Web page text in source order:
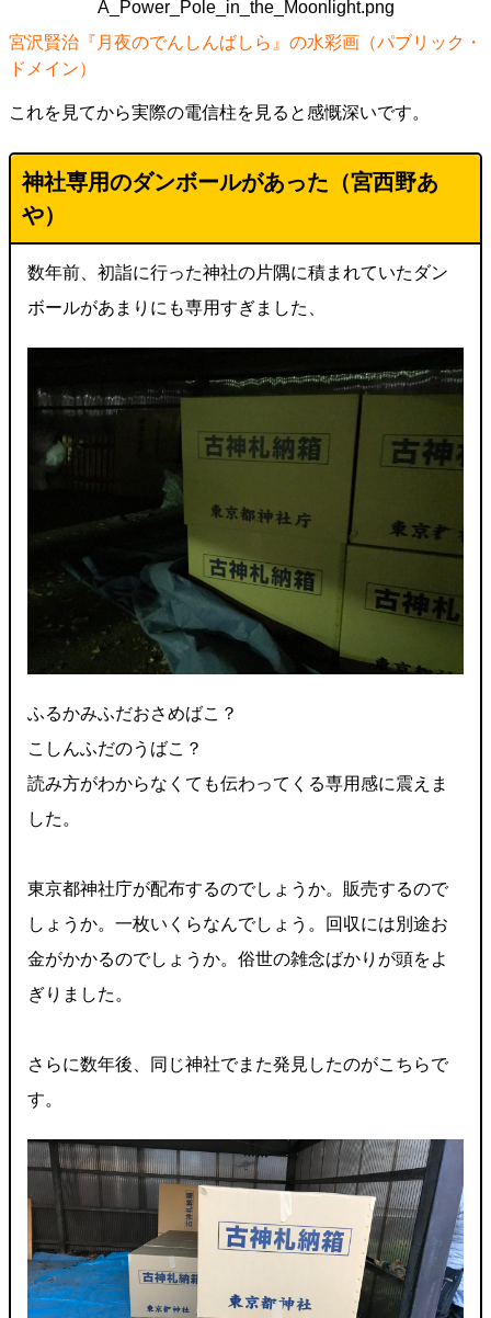
宮沢賢治『月夜のでんしんばしら』の水彩画（パブリック・
ドメイン）
これを見てから実際の電信柱を見ると感慨深いです。
神社専用のダンボールがあった（宮西野あ
や）
数年前、初詣に行った神社の片隅に積まれていたダン
ボールがあまりにも専用すぎました、
ふるかみふだおさめばこ？
こしんふだのうばこ？
読み方がわからなくても伝わってくる専用感に震えま
した。
東京都神社庁が配布するのでしょうか。販売するので
しょうか。一枚いくらなんでしょう。回収には別途お
金がかかるのでしょうか。俗世の雑念ばかりが頭をよ
ぎりました。
さらに数年後、同じ神社でまた発見したのがこちらで
す。